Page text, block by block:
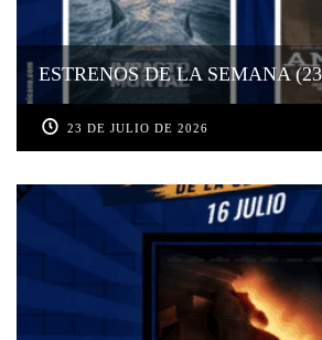
ESTRENOS DE LA SEMANA
23 DE JULIO DE 2026